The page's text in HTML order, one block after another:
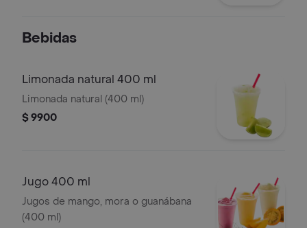
Bebidas
Limonada natural 400 ml
Limonada natural (400 ml)
$ 9900
Jugo 400 ml
Jugos de mango, mora o guanábana
(400 ml)